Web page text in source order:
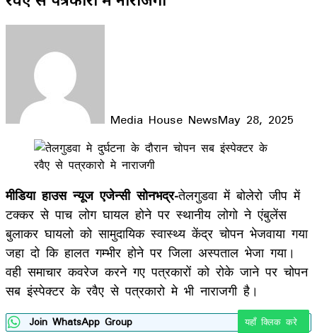
Media House NewsMay 28, 2025
Facebook
LinkedIn
WhatsApp
Telegram
मीडिया हाउस न्यूज एजेन्सी सोनभद्र-तेलगुडवा में बोलेरो जीप में
टक्कर से पाच लोग घायल होने पर स्थानीय लोगो ने एंबुलेंस
बुलाकर घायलो को सामुदायिक स्वास्थ्य केंद्र चोपन भेजवाया गया
जहा दो कि हालत गम्भीर होने पर जिला अस्पताल भेजा गया।
वही समाचार कवरेज करने गए पत्रकारों को रोके जाने पर चोपन
सब इंस्पेक्टर के रवैए से पत्रकारो मे भी नाराजगी है।
Join WhatsApp Group यहाँ क्लिक करे